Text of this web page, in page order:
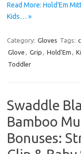
Read More: Hold’Em
Kids… »
Category: Gloves Tags:
Glove , Grip , Hold'Em ,
Toddler
Swaddle
Bamboo
Bonuses: